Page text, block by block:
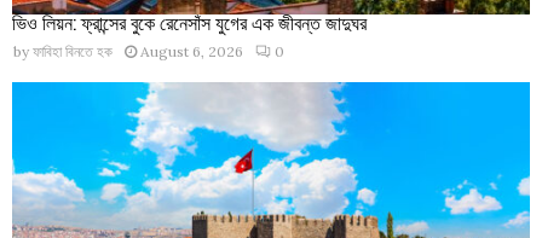
ভিও লিয়ন: ফ্রান্সের বুকে রেনেসাঁস যুগের এক জীবন্ত জাদুঘর
by ফাবিহা বিনতে হক August 6, 2026 0